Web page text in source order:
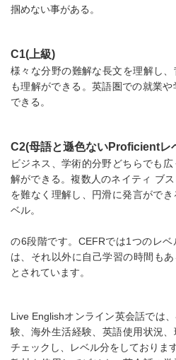
掴めない事がある。
C1(上級)
様々な分野の難解な長文を理解し
も理解ができる。英語圏での就業
できる。
C2(母語と遜色ないProficientレ
ビジネス、学術的分野どちらでも
解ができる。複数人のネイティ ブ
を難なく理解し、円滑に発言がで
ベル。
の6段階です。CEFRでは1つのレ
は、それ以外に自己学習の時間も
とされています。
Live Englishオンライン英会話では
験、海外生活経験、英語使用状況
チェックし、レベル分をしております